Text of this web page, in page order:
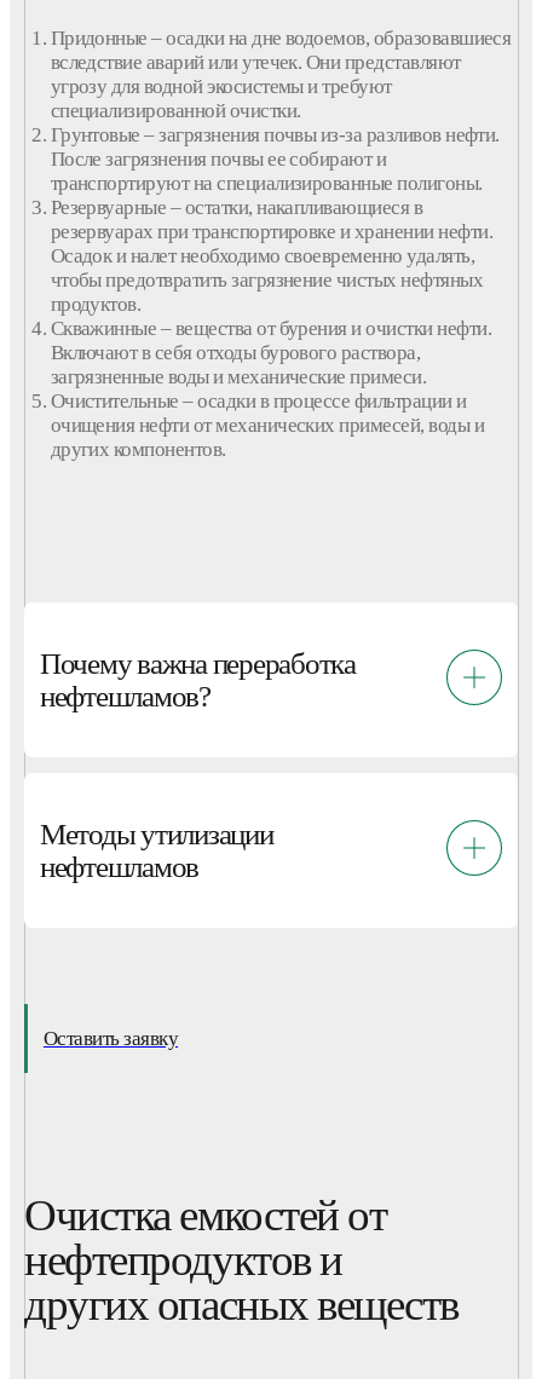
Придонные – осадки на дне водоемов, образовавшиеся
вследствие аварий или утечек. Они представляют
угрозу для водной экосистемы и требуют
специализированнойочистки.
Грунтовые – загрязнения почвы из-за разливов нефти.
После загрязнения почвы ее собирают и
транспортируют на специализированные полигоны.
Резервуарные – остатки, накапливающиеся в
резервуарах при транспортировке и хранении нефти.
Осадок и налет необходимо своевременно удалять,
чтобы предотвратить загрязнение чистыхнефтяных
продуктов.
Скважинные – вещества от бурения иочисткинефти.
Включают в себяотходыбурового раствора,
загрязненные воды и механические примеси.
Очистительные – осадки впроцессе фильтрации и
очищения нефти от механических примесей, воды и
других компонентов.
Почему важна переработка
нефтешламов?
Методы утилизации
нефтешламов
Оставить заявку
Очистка емкостей от
нефтепродуктов и
других опасных веществ